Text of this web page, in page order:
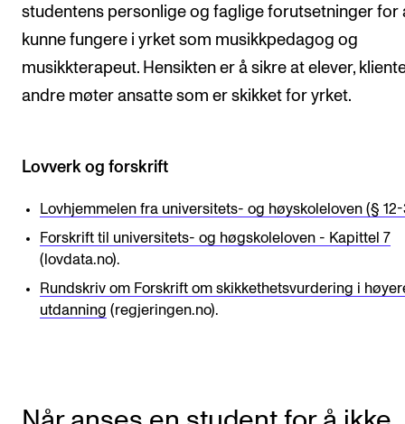
Sibelius – Notation Software
Semesterregistrering
Si ifra!
Betalte spilleoppdrag
Utveksling og reiser
Velferd og helse
AKTUELT
studentens personlige og faglige forutsetninger for
kunne fungere i yrket som musikkpedagog og
musikkterapeut. Hensikten er å sikre at elever,
andre møter ansatte som er skikket for yrket.
Lovverk og forskrift
Lovhjemmelen fra universitets- og høyskoleloven (§ 12-
Forskrift til universitets- og høgskoleloven - Kapittel 7
(lovdata.no).
Rundskriv om Forskrift om skikkethetsvurdering i
utdanning (regjeringen.no).